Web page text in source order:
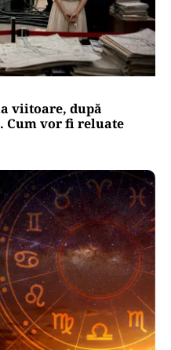
viitoare, după
Cum vor fi reluate